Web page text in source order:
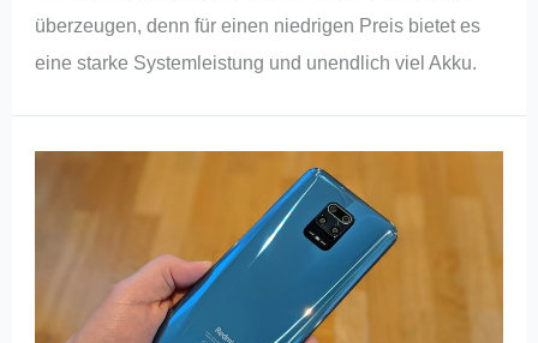
überzeugen, denn für einen niedrigen Preis bietet es
eine starke Systemleistung und unendlich viel Akku.